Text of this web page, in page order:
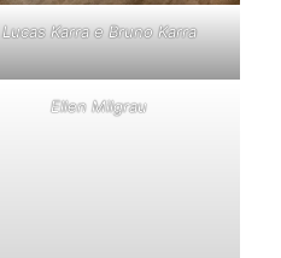
Lucas Karra e Bruno Karra
Ellen Milgrau